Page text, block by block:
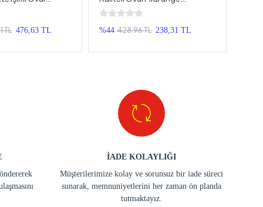
– 1 Takım
TL 476,63 TL
Hoparlör Kapak - 2 Adet
%44 428,96 TL 238,31 TL
İADE KOLAYLIĞI
Müşterilerimize kolay ve sorunsuz bir iade süreci
sunarak, memnuniyetlerini her zaman ön planda
tutmaktayız.